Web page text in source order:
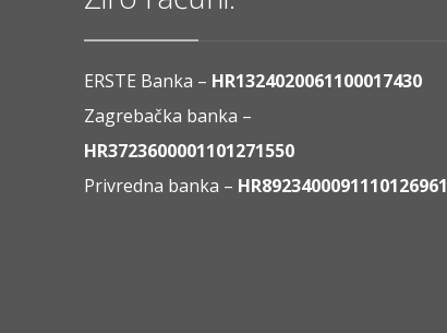
ERSTE Banka – HR1324020061100017430
Zagrebačka banka –
HR3723600001101271550
Privredna banka – HR8923400091110126961